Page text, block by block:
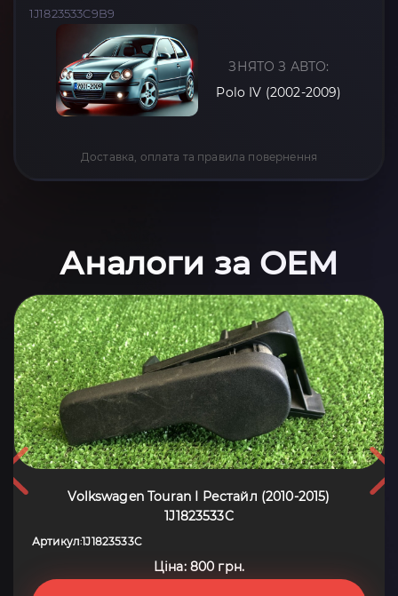
1J1823533C9B9
ЗНЯТО З АВТО:
Polo IV (2002-2009)
Доставка, оплата та правила повернення
Аналоги за OEM
Volkswagen Touran I Рестайл (2010-2015)
1J1823533C
Артикул:1J1823533C
Ціна: 800 грн.